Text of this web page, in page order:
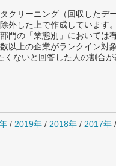
リーニング（回収したデ
した上で作成しています。
門の「業態別」においては
以上の企業がランクイン対
ないと回答した人の割合が
/ 2019年 / 2018年 / 2017年 /